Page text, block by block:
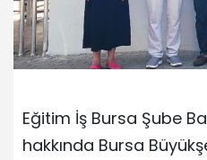
Eğitim İş Bursa Şube
hakkında Bursa